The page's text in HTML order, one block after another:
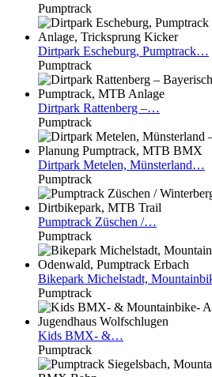
Pumptrack
Dirtpark Escheburg, Pumptrack…
Pumptrack
Dirtpark Rattenberg –…
Pumptrack
Dirtpark Metelen, Münsterland…
Pumptrack
Pumptrack Züschen /…
Pumptrack
Bikepark Michelstadt,
Pumptrack
Kids BMX- &…
Pumptrack